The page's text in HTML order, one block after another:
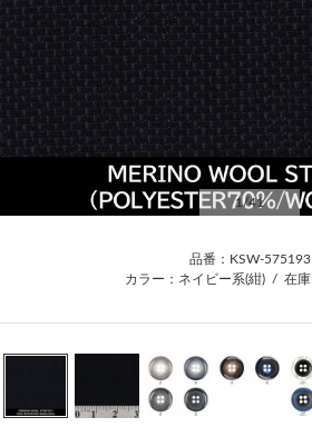
1/41
品番：KSW-575193
カラー：ネイビー系(紺) / 在庫